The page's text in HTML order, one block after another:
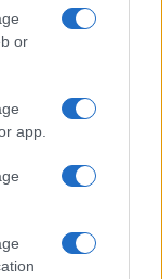
or
app.
debito
Ponte sullo
casa.
entrare nel
dal
un altro
le